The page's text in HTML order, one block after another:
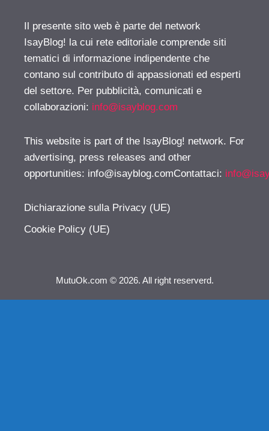
Il presente sito web è parte del network
IsayBlog! la cui rete editoriale comprende siti
tematici di informazione indipendente che
contano sul contributo di appassionati ed esperti
del settore. Per pubblicità, comunicati e
collaborazioni: info@isayblog.com
This website is part of the IsayBlog! network. For
advertising, press releases and other
opportunities: info@isayblog.comContattaci:
Dichiarazione sulla Privacy (UE)
Cookie Policy (UE)
MutuOk.com © 2026. All right reserverd.